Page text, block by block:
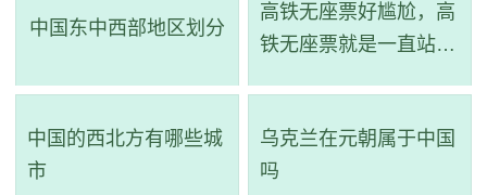
中国东中西部地区划分
高铁无座票好尴尬，高
铁无座票就是一直站着
中国的西北方有哪些城
市
乌克兰在元朝属于中国
吗